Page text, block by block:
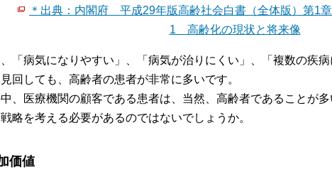
＊出典：内閣府 平成29年版高齢社会白書（全体版）第1
1 高齢化の現状と将来像
「病気になりやすい」、「病気が治りにくい」、「複数の疾
回しても、高齢者の患者が非常に多いです。
、医療機関の顧客である患者は、当然、高齢者であることが
略を考える必要があるのではないでしょうか。
価値